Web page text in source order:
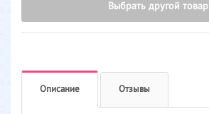
Выбрать другой товар
Описание Отзывы